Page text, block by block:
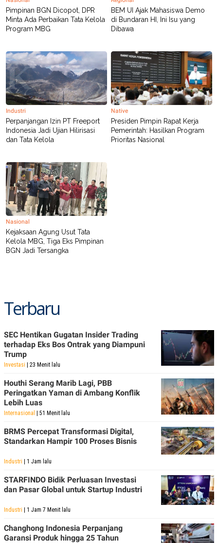
Pimpinan BGN Dicopot, DPR
Minta Ada Perbaikan Tata Kelola
Program MBG
BEM UI Ajak Mahasiswa Demo
di Bundaran HI, Ini Isu yang
Dibawa
Industri
Perpanjangan Izin PT Freeport
Indonesia Jadi Ujian Hilirisasi
dan Tata Kelola
Native
Presiden Pimpin Rapat Kerja
Pemerintah: Hasilkan Program
Prioritas Nasional
Nasional
Kejaksaan Agung Usut Tata
Kelola MBG, Tiga Eks Pimpinan
BGN Jadi Tersangka
Terbaru
SEC Hentikan Gugatan Insider Trading
terhadap Eks Bos Ontrak yang Diampuni
Trump
Investasi | 23 Menit lalu
Houthi Serang Marib Lagi, PBB
Peringatkan Yaman di Ambang Konflik
Lebih Luas
Internasional | 51 Menit lalu
BRMS Percepat Transformasi Digital,
Standarkan Hampir 100 Proses Bisnis
Industri | 1 Jam lalu
STARFINDO Bidik Perluasan Investasi
dan Pasar Global untuk Startup Industri
Industri | 1 Jam 7 Menit lalu
Changhong Indonesia Perpanjang
Garansi Produk hingga 25 Tahun